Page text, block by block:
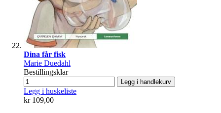
Dina får fisk
Marie Duedahl
Bestillingsklar
Legg i handlekurv
Legg i huskeliste
kr 109,00